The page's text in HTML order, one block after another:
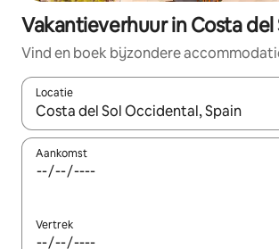
Vakantieverhuur in Costa del
Vind en boek bijzondere
Locatie
Wanneer er suggesties beschikbaar zijn,
Aankomst
Vertrek